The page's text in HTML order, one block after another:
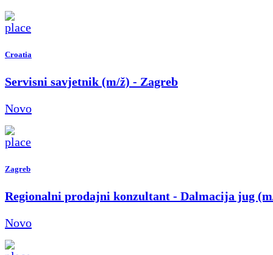
Croatia
Servisni savjetnik (m/ž) - Zagreb
Novo
Zagreb
Regionalni prodajni konzultant - Dalmacija jug
Novo